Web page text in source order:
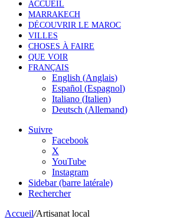
ACCUEIL
MARRAKECH
DÉCOUVRIR LE MAROC
VILLES
CHOSES À FAIRE
QUE VOIR
FRANÇAIS
English (Anglais)
Español (Espagnol)
Italiano (Italien)
Deutsch (Allemand)
Suivre
Facebook
X
YouTube
Instagram
Sidebar (barre latérale)
Rechercher
Accueil/Artisanat local